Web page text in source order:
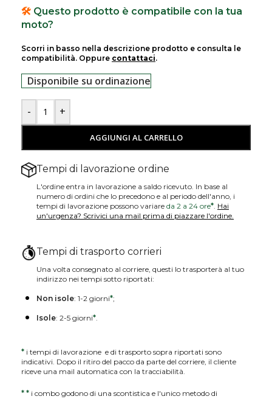
🛠️ Questo prodotto è compatibile con la tua
moto?
Scorri in basso nella descrizione prodotto e consulta le
compatibilità. Oppure contattaci.
Disponibile su ordinazione
- +
AGGIUNGI AL CARRELLO
Tempi di lavorazione ordine
L'ordine entra in lavorazione a saldo ricevuto. In base al
numero di ordini che lo precedono e al periodo dell'anno, i
tempi di lavorazione possono variare da 2 a 24 ore* Hai
un'urgenza? Scrivici una mail prima di piazzare l'ordine.
Tempi di trasporto corrieri
Una volta consegnato al corriere, questi lo trasporterà al tuo
indirizzo nei tempi sotto riportati:
Non isole: 1-2 giorni*;
Isole: 2-5 giorni*
* i tempi di lavorazione e di trasporto sopra riportati sono
indicativi. Dopo il ritiro del pacco da parte del corriere, il cliente
riceve una mail automatica con la tracciabilità.
* * i combo godono di una scontistica e l'unico metodo di